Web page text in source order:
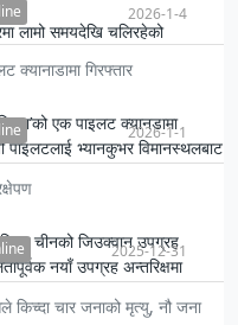
लामो समयदेखि चलिरहेको
क्रममा भारतीय सुरक्षा बलले
2026-1-4
क्यानाडामा गिरफ्तार
एक पाइलट क्यानडामा
पाइलटलाई भ्यानकुभर विमानस्थलबाट
2026-1-1
चीनको जिउक्वान उपग्रह
नयाँ उपग्रह अन्तरिक्षमा
2025-12-31
किच्दा चार जनाको मृत्यु, नौ जना